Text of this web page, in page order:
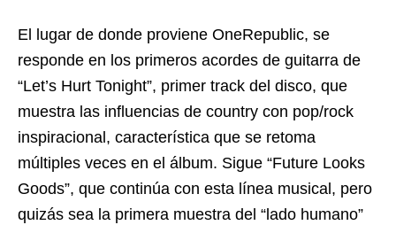
El lugar de donde proviene OneRepublic, se
responde en los primeros acordes de guitarra de
“Let’s Hurt Tonight”, primer track del disco, que
muestra las influencias de country con pop/rock
inspiracional, característica que se retoma
múltiples veces en el álbum. Sigue “Future Looks
Goods”, que continúa con esta línea musical, pero
quizás sea la primera muestra del “lado humano”